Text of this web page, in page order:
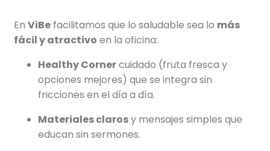
En ViBe facilitamos que lo saludable sea lo más
fácil y atractivo en la oficina:
Healthy Cornercuidado (fruta fresca y
opciones mejores) que se integra sin
fricciones en el día a día.
Materiales clarosy mensajes simples que
educan sin sermones.